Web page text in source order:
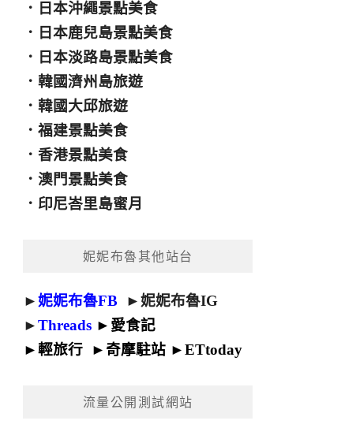
． 日本沖繩景點美食
． 日本鹿兒島景點美食
． 日本淡路島景點美食
．韓國濟州島旅遊
．韓國大邱旅遊
．福建景點美食
．香港景點美食
．澳門景點美食
． 印尼峇里島蜜月
妮妮布魯其他站台
►妮妮布魯FB ►妮妮布魯IG
►Threads ► 愛食記
►輕旅行 ► 奇摩駐站 ►ETtoday
流量公開測試網站